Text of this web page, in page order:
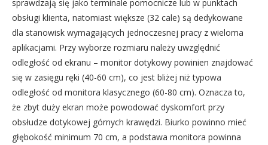
sprawdzają się jako terminale pomocnicze lub w punktach
obsługi klienta, natomiast większe (32 cale) są dedykowane
dla stanowisk wymagających jednoczesnej pracy z wieloma
aplikacjami. Przy wyborze rozmiaru należy uwzględnić
odległość od ekranu – monitor dotykowy powinien znajdować
się w zasięgu ręki (40-60 cm), co jest bliżej niż typowa
odległość od monitora klasycznego (60-80 cm). Oznacza to,
że zbyt duży ekran może powodować dyskomfort przy
obsłudze dotykowej górnych krawędzi. Biurko powinno mieć
głębokość minimum 70 cm, a podstawa monitora powinna